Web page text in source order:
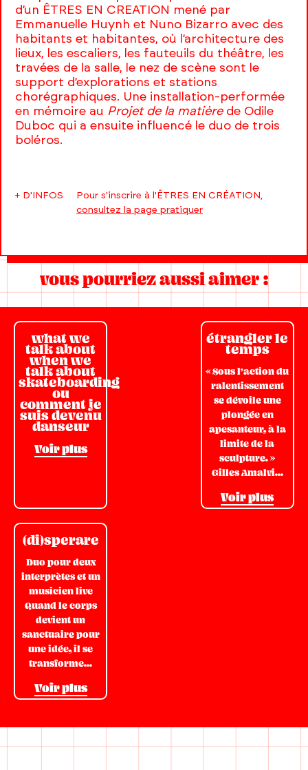
d’un ÊTRES EN CREATION mené par
Emmanuelle Huynh et Nuno Bizarro avec des
habitants et habitantes, où l’architecture des
lieux, les escaliers, les fauteuils du théâtre, les
travées de la salle, le nez de scène sont le
support d’explorations et stations
chorégraphiques. Une installation-performée
en mémoire au Projet de la matièrede Odile
Duboc qui a ensuite influencé le duo de trois
boléros.
+ D'INFOS
Pour s'inscrire à l'ÊTRES EN CRÉATION,
consultez la page pratiquer
vous pourriez aussi aimer :
what we
talk about
when we
talk about
skateboarding
ou
comment je
suis devenu
danseur
Voir plus
étrangler le
temps
« Sous l’action du
ralentissement
se dévoile une
plongée en
apesanteur, à la
limite de la
sculpture. »
Gilles Amalvi...
Voir plus
(di)sperare
Duo pour deux
interprètes et un
musicien live
Quand le corps
devient un
sanctuaire pour
une idée, il se
transforme...
Voir plus